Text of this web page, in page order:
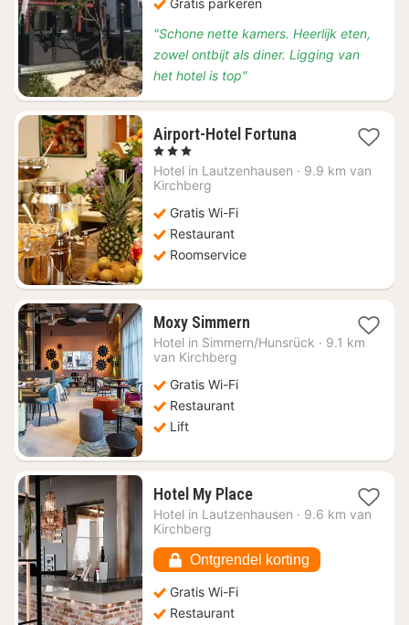
Gratis parkeren
"Schone nette kamers. Heerlijk eten,
zowel ontbijt als diner. Ligging van
het hotel is top"
Airport-Hotel Fortuna1
vanaf
, 3 Sterren
Hotel in Lautzenhausen · 9.9 km van
Kirchberg
Gratis Wi-Fi
Restaurant
Roomservice
Moxy Simmern1
nacht
vanaf
Hotel in Simmern/Hunsrück · 9.1 km
van Kirchberg
Gratis Wi-Fi
Restaurant
Lift
Hotel My Place1
nacht
70,65
Hotel in Lautzenhausen · 9.6 km van
Kirchberg
Ontgrendel korting
Gratis Wi-Fi
Restaurant